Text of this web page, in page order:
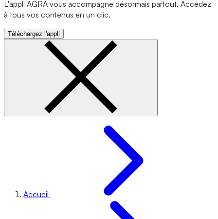
L'appli AGRA vous accompagne désormais partout. Accédez
à tous vos contenus en un clic.
Téléchargez l'appli
Accueil